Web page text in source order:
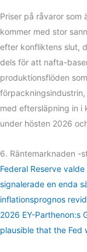
Priser på råvaror som
kommer med stor
efter konfliktens slut,
dels för att nafta-
produktionsflöden
med eftersläpning in i
under hösten 2026
6. Räntemarknaden -
Federal Reserve
signalerade en enda
inflationsprognos
2026 EY-Parthenon:s
plausible that the Fed